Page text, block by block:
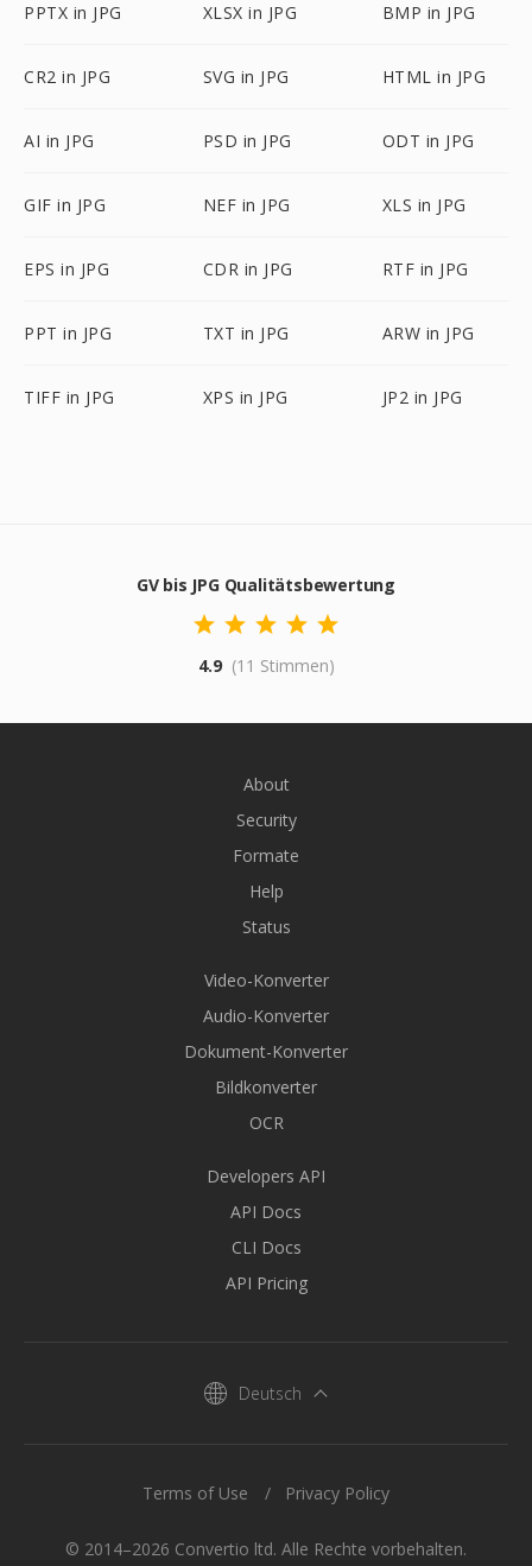
PPTX in JPG XLSX in JPG BMP in JPG
CR2 in JPG SVG in JPG HTML in JPG
AI in JPG PSD in JPG ODT in JPG
GIF in JPG NEF in JPG XLS in JPG
EPS in JPG CDR in JPG RTF in JPG
PPT in JPG TXT in JPG ARW in JPG
TIFF in JPG XPS in JPG JP2 in JPG
GV bis JPG Qualitätsbewertung
4.9 (11 Stimmen)
About
Security
Formate
Help
Status
Video-Konverter
Audio-Konverter
Dokument-Konverter
Bildkonverter
OCR
Developers API
API Docs
CLI Docs
API Pricing
Deutsch
© 2014–2026 Convertio ltd. Alle Rechte vorbehalten.
Terms of Use Privacy Policy